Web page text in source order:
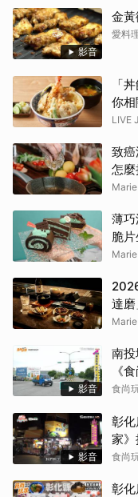
影音
金
愛料
「
你相
LIVE
致
怎
薄
脆
達
控火
影音
南投
《
食尚
影音
彰
家》
食尚
彰